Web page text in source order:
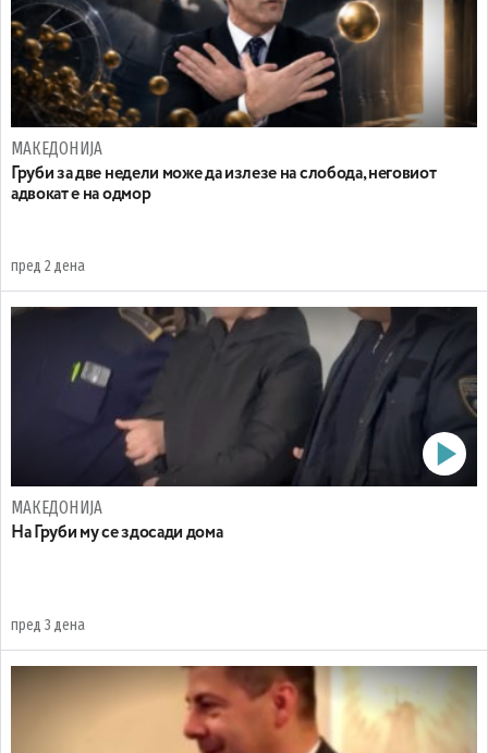
МАКЕДОНИЈА
Груби за две недели може да излезе на слобода, неговиот
адвокат е на одмор
пред 2 дена
МАКЕДОНИЈА
На Груби му се здосади дома
пред 3 дена